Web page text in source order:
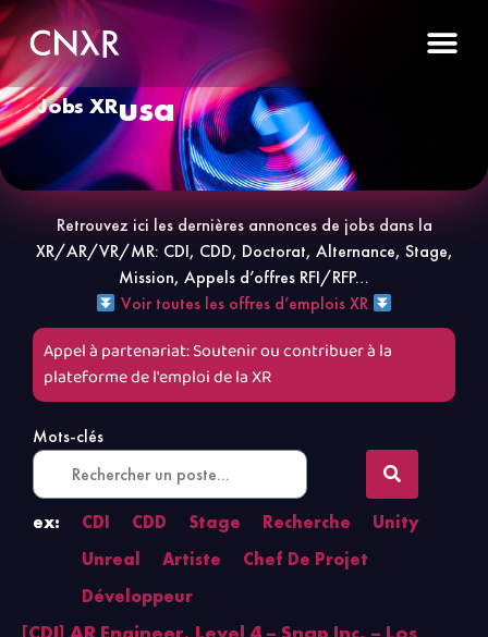
Jobs XRusa
Retrouvez ici les dernières annonces de jobs dans la
XR/AR/VR/MR: CDI, CDD, Doctorat, Alternance, Stage,
Mission, Appels d’offres RFI/RFP…
Voir toutes les offres d’emplois XR
Appel à partenariat: Soutenir ou contribuer à la
plateforme de l'emploi de la XR
Mots-clés
ex: CDI CDD Stage Recherche
Unity
Unreal
Artiste
Chef De Projet
Développeur